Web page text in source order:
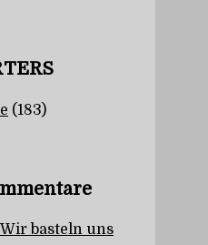
(183)
Wir basteln uns